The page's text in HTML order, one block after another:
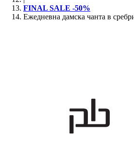
FINAL SALE -50%
Ежедневна дамска чанта в